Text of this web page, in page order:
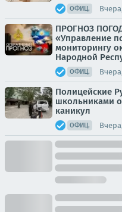
ОФИЦ.
ПРОГНОЗ
«Управление
мониторингу
Народной
ОФИЦ.
Полицейские
школьниками
каникул
ОФИЦ.